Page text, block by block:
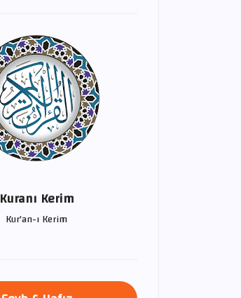
Kuranı Kerim
Kur'an-ı Kerim